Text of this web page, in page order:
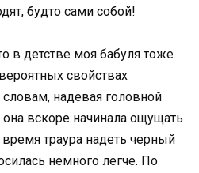
будто сами собой!
в детстве моя бабуля тоже
свойствах
надевая головной
вскоре начинала ощущать
траура надеть черный
немного легче. По